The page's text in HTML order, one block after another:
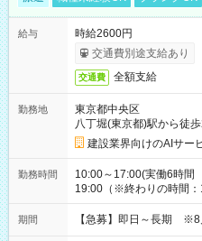
給与
時給2600円
交通費別途支給あり
交通費 全額支給
勤務地
東京都中央区
八丁堀(東京都)駅から徒
建設業界向けのAIサー
勤務時間
10:00～17:00(実働6時
19:00（※終わりの時間：
期間 【急募】即日～長期 ※8